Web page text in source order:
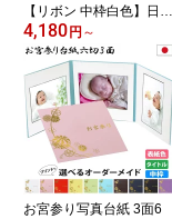
【リボン 中枠白色】日本
製 送料無料｜楽天ランキ
ング上位入賞! 2面六切 A
4 六つ切り 結婚式 七五三
ベビー 赤ちゃん 成人式
お宮参り 出産祝い 結婚
祝い 家族 親族 ギフト 婚
礼 記念写真 高級感 手作
り シンプル おしゃれ プ
レゼント
4,180円 ～
お宮参り写真台紙 3面6